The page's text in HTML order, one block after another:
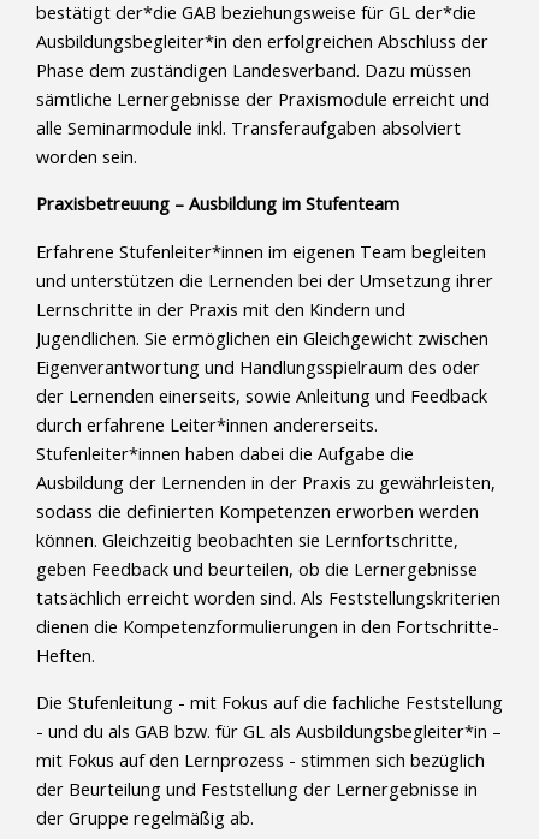
bestätigt der*die GAB beziehungsweise für GL der*die
Ausbildungsbegleiter*in den erfolgreichen Abschluss der
Phase dem zuständigen Landesverband. Dazu müssen
sämtliche Lernergebnisse der Praxismodule erreicht und
alle Seminarmodule inkl. Transferaufgaben absolviert
worden sein.
Praxisbetreuung – Ausbildung im Stufenteam
Erfahrene Stufenleiter*innen im eigenen Team begleiten
und unterstützen die Lernenden bei der Umsetzung ihrer
Lernschritte in der Praxis mit den Kindern und
Jugendlichen. Sie ermöglichen ein Gleichgewicht zwischen
Eigenverantwortung und Handlungsspielraum des oder
der Lernenden einerseits, sowie Anleitung und Feedback
durch erfahrene Leiter*innen andererseits.
Stufenleiter*innen haben dabei die Aufgabe die
Ausbildung der Lernenden in der Praxis zu gewährleisten,
sodass die definierten Kompetenzen erworben werden
können. Gleichzeitig beobachten sie Lernfortschritte,
geben Feedback und beurteilen, ob die Lernergebnisse
tatsächlich erreicht worden sind. Als Feststellungskriterien
dienen die Kompetenzformulierungen in den Fortschritte-
Heften.
Die Stufenleitung - mit Fokus auf die fachliche Feststellung
- und du als GAB bzw. für GL als Ausbildungsbegleiter*in –
mit Fokus auf den Lernprozess - stimmen sich bezüglich
der Beurteilung und Feststellung der Lernergebnisse in
der Gruppe regelmäßig ab.